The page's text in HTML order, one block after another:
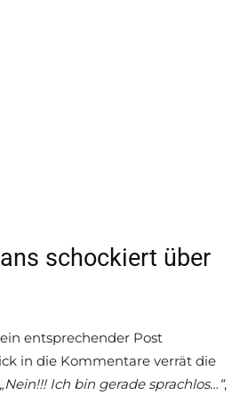
schockiert über
entsprechender Post
in die Kommentare verrät die
„Nein!!! Ich bin gerade sprachlos…“,